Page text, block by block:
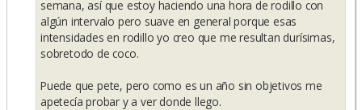
semana, así que estoy haciendo una hora de rodillo con
algún intervalo pero suave en general porque esas
intensidades en rodillo yo creo que me resultan durísimas,
sobretodo de coco.
Puede que pete, pero como es un año sin objetivos me
apetecía probar y a ver donde llego.